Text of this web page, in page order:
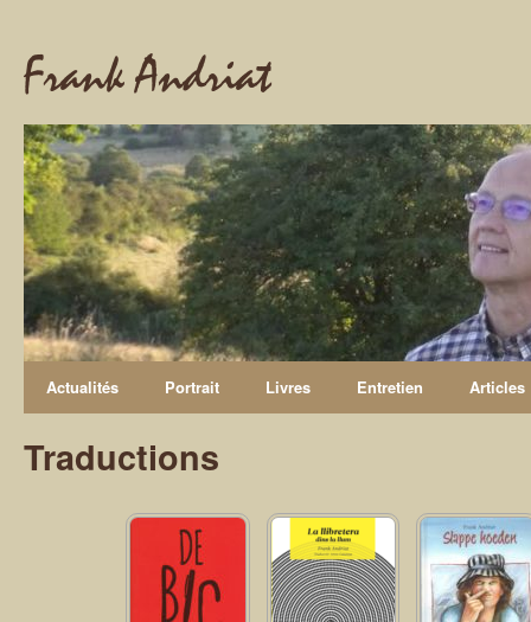
Frank Andriat
Actualités Portrait Livres Entretien Articles
Traductions